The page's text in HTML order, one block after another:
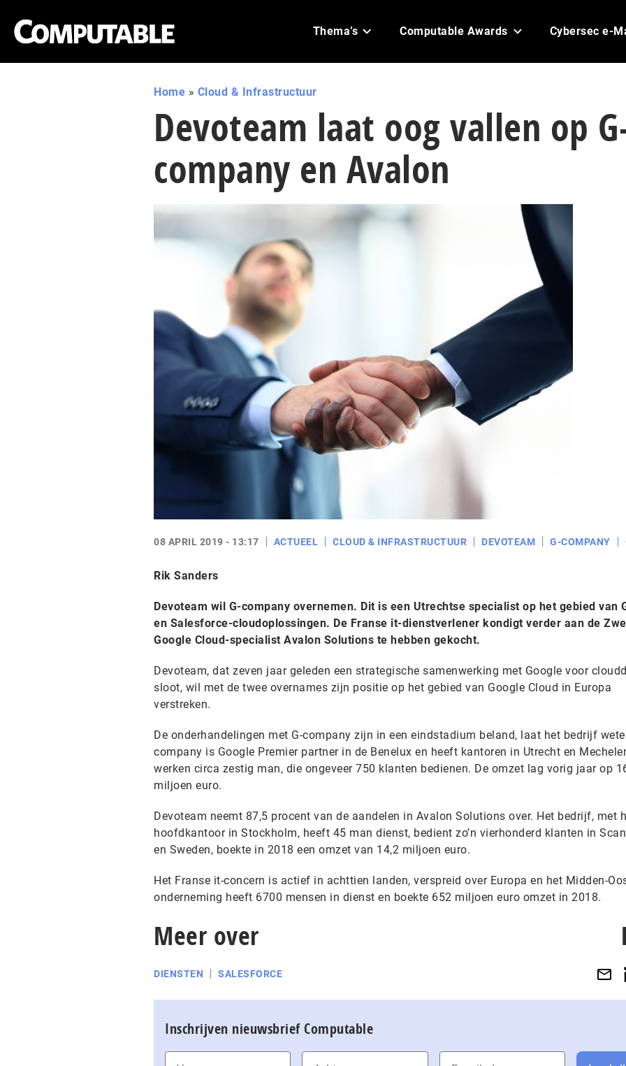
Thema’s Computable Awards Cybersec e-
Home » Cloud & Infrastructuur
Devoteam laat oog vallen op
company en Avalon
08 APRIL 2019 - 13:17 ACTUEEL CLOUD & INFRASTRUCTUUR DEVOTEAM G-COMPANY
Rik Sanders
Devoteam wil G-company overnemen. Dit is een Utrechtse specialist op het gebied van
en Salesforce-cloudoplossingen. De Franse it-dienstverlener kondigt verder aan de
Google Cloud-specialist Avalon Solutions te hebben gekocht.
Devoteam, dat zeven jaar geleden een strategische samenwerking met Google voor
sloot, wil met de twee overnames zijn positie op het gebied van Google Cloud in Europa
verstreken.
De onderhandelingen met G-company zijn in een eindstadium beland, laat het bedrijf
company is Google Premier partner in de Benelux en heeft kantoren in Utrecht en
werken circa zestig man, die ongeveer 750 klanten bedienen. De omzet lag vorig jaar op
miljoen euro.
Devoteam neemt 87,5 procent van de aandelen in Avalon Solutions over. Het bedrijf, met
hoofdkantoor in Stockholm, heeft 45 man dienst, bedient zo’n vierhonderd klanten in
en Sweden, boekte in 2018 een omzet van 14,2 miljoen euro.
Het Franse it-concern is actief in achttien landen, verspreid over Europa en het Midden-
onderneming heeft 6700 mensen in dienst en boekte 652 miljoen euro omzet in 2018.
Meer over
DIENSTEN SALESFORCE
Inschrijven nieuwsbrief Computable